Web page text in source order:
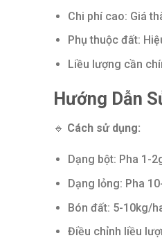
Chi phí cao: Giá
Phụ thuộc đất:
Liều lượng cần
Hướng Dẫn
🔹 Cách sử dụng:
Dạng bột: Pha 1-
Dạng lỏng: Pha
Bón đất: 5-10kg/
Điều chỉnh liều